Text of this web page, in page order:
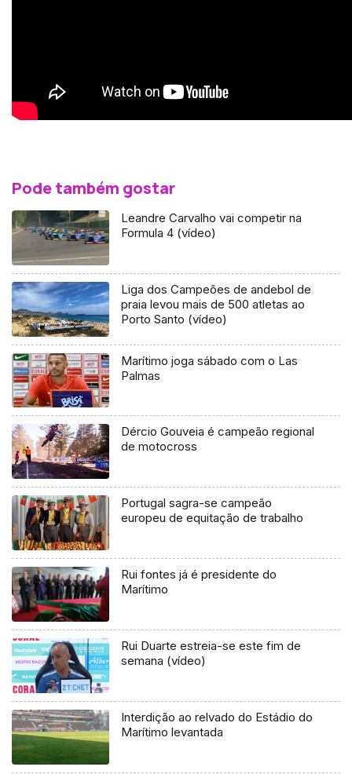
Pode também gostar
Leandre Carvalho vai competir na
Formula 4 (vídeo)
Liga dos Campeões de andebol de
praia levou mais de 500 atletas ao
Porto Santo (vídeo)
Marítimo joga sábado com o Las
Palmas
Dércio Gouveia é campeão regional
de motocross
Portugal sagra-se campeão
europeu de equitação de trabalho
Rui fontes já é presidente do
Marítimo
Rui Duarte estreia-se este fim de
semana (vídeo)
Interdição ao relvado do Estádio do
Marítimo levantada